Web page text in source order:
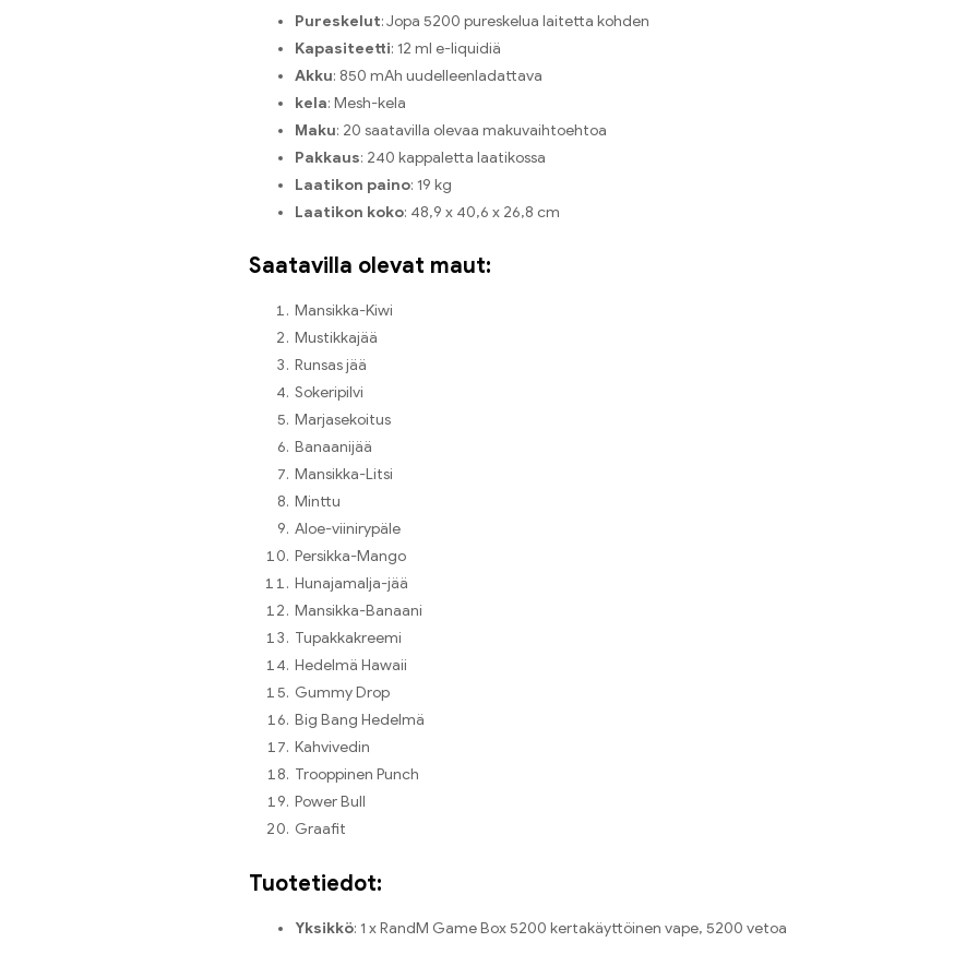
Pureskelut: Jopa 5200 pureskelua laitetta kohden
Kapasiteetti: 12 ml e-liquidiä
Akku: 850 mAh uudelleenladattava
kela: Mesh-kela
Maku: 20 saatavilla olevaa makuvaihtoehtoa
Pakkaus: 240 kappaletta laatikossa
Laatikon paino: 19 kg
Laatikon koko: 48,9 x 40,6 x 26,8 cm
Saatavilla olevat maut:
Mansikka-Kiwi
Mustikkajää
Runsas jää
Sokeripilvi
Marjasekoitus
Banaanijää
Mansikka-Litsi
Minttu
Aloe-viinirypäle
Persikka-Mango
Hunajamalja-jää
Mansikka-Banaani
Tupakkakreemi
Hedelmä Hawaii
Gummy Drop
Big Bang Hedelmä
Kahvivedin
Trooppinen Punch
Power Bull
Graafit
Tuotetiedot:
Yksikkö: 1 x RandM Game Box 5200 kertakäyttöinen vape, 5200 vetoa